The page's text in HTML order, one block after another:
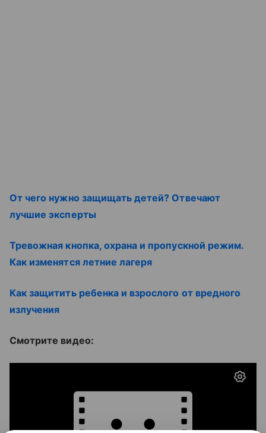
От чего нужно защищать детей? Отвечают
лучшие эксперты
Тревожная кнопка, охрана и пропускной режим.
Как изменятся летние лагеря
Как защитить ребенка и взрослого от вредного
излучения
Смотрите видео: